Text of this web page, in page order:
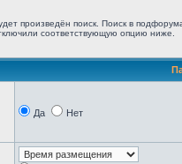
произведён поиск. Поиск в
соответствующую опцию ниже.
Да Нет